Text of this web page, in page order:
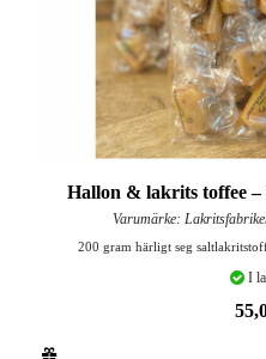
Hallon & lakrits toffee
Varumärke:
200 gram härligt seg
I